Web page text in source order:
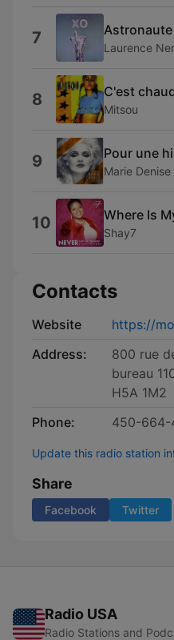
7 Astronaute
Laurence
8 C'est
Mitsou
9 Pour une
Marie
10 Where Is
Shay7
Contacts
Website
https://
Address:
800 rue
bureau
H5A 1M2
Phone:
450-664-
Update this radio station
Share
Facebook Twitter
Radio USA
Radio Stations and